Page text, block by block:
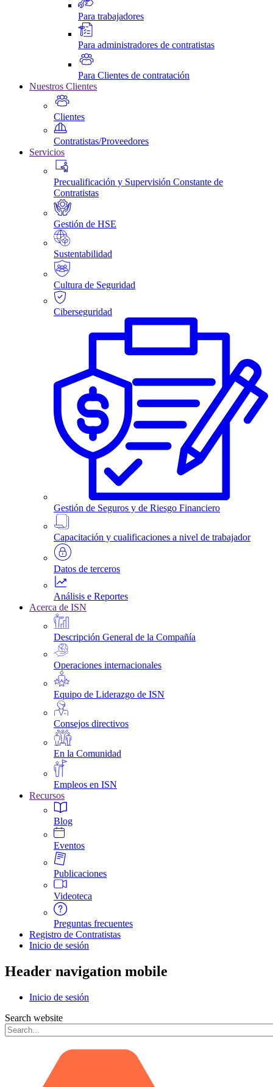
Para trabajadores
Para administradores de contratistas
Para Clientes de contratación
Nuestros Clientes
Clientes
Contratistas/Proveedores
Servicios
Precualificación y Supervisión Constante de
Contratistas
Gestión de HSE
Sustentabilidad
Cultura de Seguridad
Ciberseguridad
Gestión de Seguros y de Riesgo Financiero
Capacitación y cualificaciones a nivel de trabajador
Datos de terceros
Análisis e Reportes
Acerca de ISN
Descripción General de la Compañía
Operaciones internacionales
Equipo de Liderazgo de ISN
Consejos directivos
En la Comunidad
Empleos en ISN
Recursos
Blog
Eventos
Publicaciones
Videoteca
Preguntas frecuentes
Registro de Contratistas
Inicio de sesión
Header navigation mobile
Inicio de sesión
Search website